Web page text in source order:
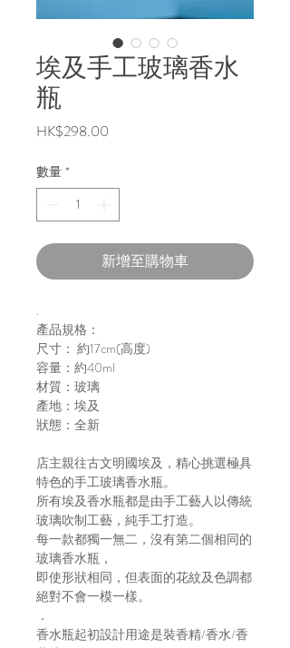
埃及手工玻璃香水
瓶
HK$298.00
數量 *
新增至購物車
.
產品規格：
尺寸： 約17cm(高度)
容量：約40ml
材質：玻璃
產地：埃及
狀態：全新
店主親往古文明國埃及，精心挑選極具
特色的手工玻璃香水瓶。
所有埃及香水瓶都是由手工藝人以傳統
玻璃吹制工藝，純手工打造。
每一款都獨一無二，沒有第二個相同的
玻璃香水瓶，
即使形狀相同，但表面的花紋及色調都
絕對不會一模一樣。
．
香水瓶起初設計用途是裝香精/香水/香